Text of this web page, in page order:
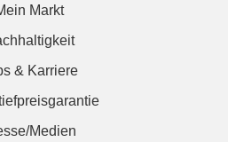
Markt
& Karriere
Medien